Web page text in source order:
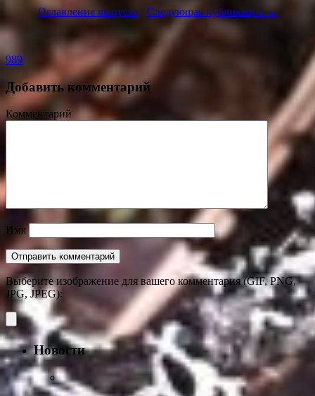
Оглавление выпуска Следующая публикация →
989
Добавить комментарий
Комментарий
Имя
Выберите изображение для вашего комментария (GIF, PNG,
JPG, JPEG):
Новости